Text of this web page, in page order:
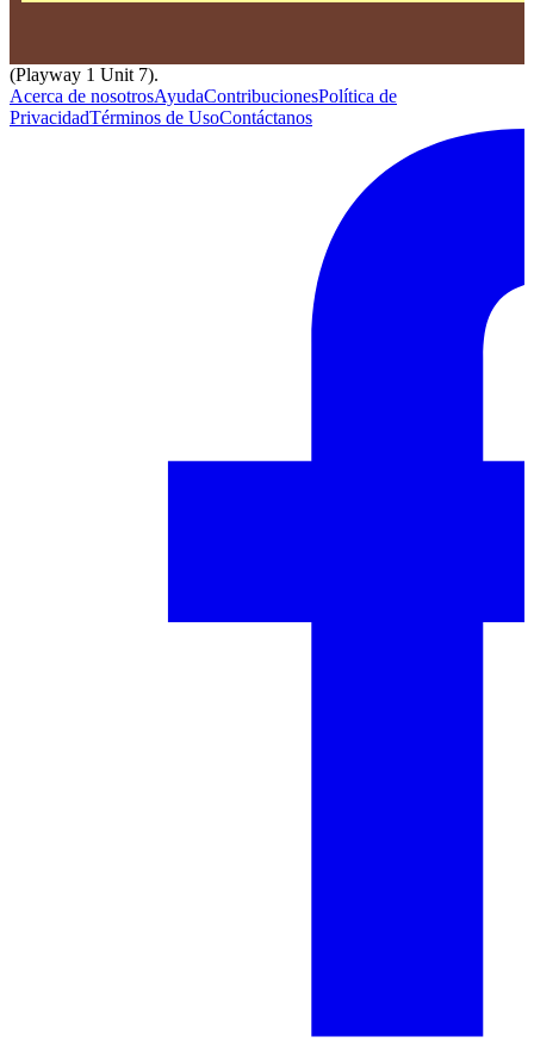
(Playway 1 Unit 7).
Acerca de nosotrosAyudaContribucionesPolítica de
PrivacidadTérminos de UsoContáctanos